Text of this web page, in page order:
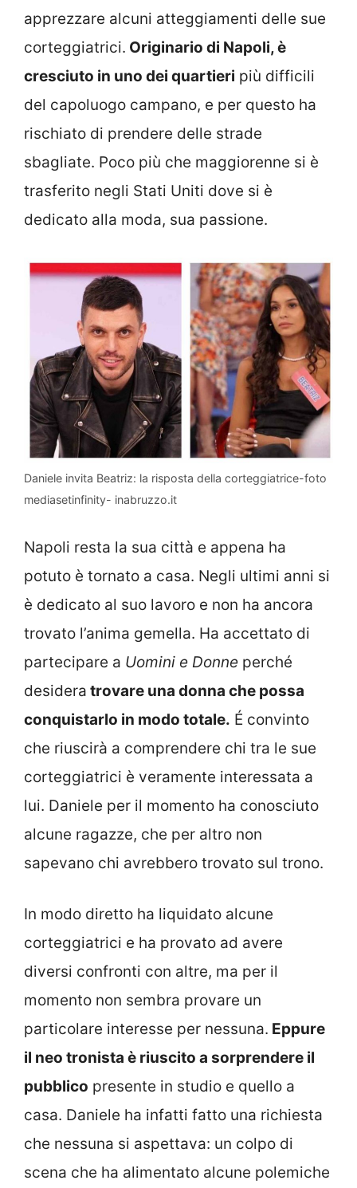
apprezzare alcuni atteggiamenti delle sue
corteggiatrici. Originario di Napoli, è
cresciuto in uno dei quartieri più difficili
del capoluogo campano, e per questo ha
rischiato di prendere delle strade
sbagliate. Poco più che maggiorenne si è
trasferito negli Stati Uniti dove si è
dedicato alla moda, sua passione.
Daniele invita Beatriz: la risposta della corteggiatrice-foto
mediasetinfinity- inabruzzo.it
Napoli resta la sua città e appena ha
potuto è tornato a casa. Negli ultimi anni si
è dedicato al suo lavoro e non ha ancora
trovato l’anima gemella. Ha accettato di
partecipare a Uomini e Donne perché
desidera trovare una donna che possa
conquistarlo in modo totale. É convinto
che riuscirà a comprendere chi tra le sue
corteggiatrici è veramente interessata a
lui. Daniele per il momento ha conosciuto
alcune ragazze, che per altro non
sapevano chi avrebbero trovato sul trono.
In modo diretto ha liquidato alcune
corteggiatrici e ha provato ad avere
diversi confronti con altre, ma per il
momento non sembra provare un
particolare interesse per nessuna. Eppure
il neo tronista è riuscito a sorprendere il
pubblico presente in studio e quello a
casa. Daniele ha infatti fatto una richiesta
che nessuna si aspettava: un colpo di
scena che ha alimentato alcune polemiche